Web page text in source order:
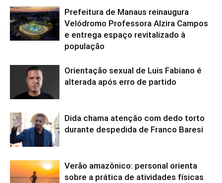
Prefeitura de Manaus reinaugura
Velódromo Professora Alzira Campos
e entrega espaço revitalizado à
população
Orientação sexual de Luis Fabiano é
alterada após erro de partido
Dida chama atenção com dedo torto
durante despedida de Franco Baresi
Verão amazônico: personal orienta
sobre a prática de atividades físicas